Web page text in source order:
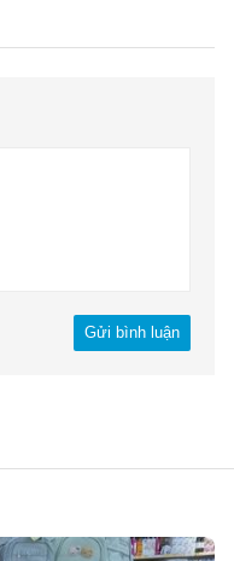
Gửi bình luận